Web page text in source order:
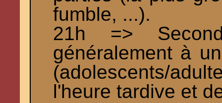
fumble, ...).
21h =>
généralement à
(adolescents/
l'heure tardive et